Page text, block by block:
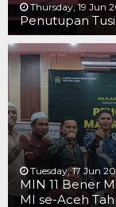
Thursday, 19 Jun
Penutupan
Tuesday, 17 Jun
MIN 11 Bener
MI se-Aceh
19 JUN
19 JUN
16 JUN